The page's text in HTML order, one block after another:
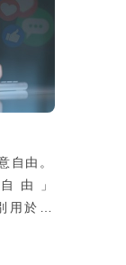
自由。
由」
於不